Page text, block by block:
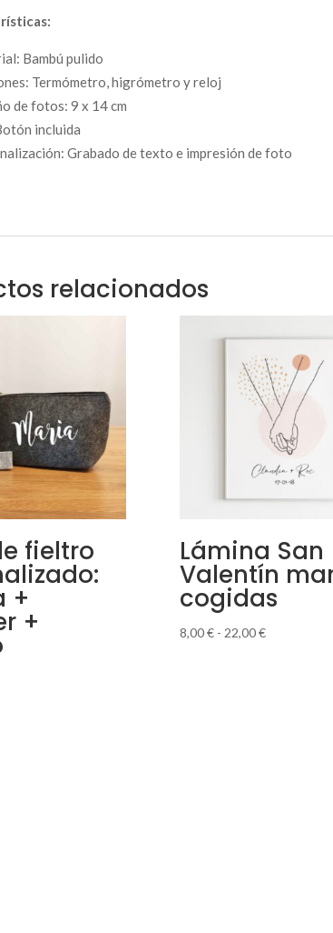
Bambú pulido
Termómetro, higrómetro y reloj
de fotos: 9 x 14 cm
incluida
Grabado de texto e impresión de foto
relacionados
fieltro
+
+
Lámina San
Valentín
cogidas
8,00€ - 22,00€Rango